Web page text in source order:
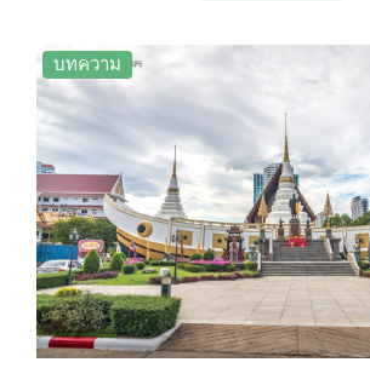
กลางบึงน้ำ และมีไฮไลต์สำคัญอย่างเส้
ยวอล์ก ระยะทางราว 2 กิโลเมตร สำห
ธรรมชาติจากมุมสูงใจกลางกรุง
บทความ